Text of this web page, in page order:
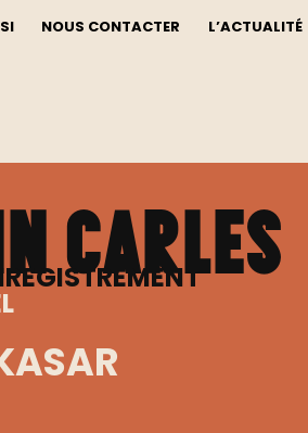
NOUS CONTACTER L’ACTUALITÉ
Carles